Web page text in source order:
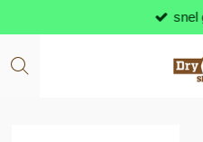
direct
naar
snel